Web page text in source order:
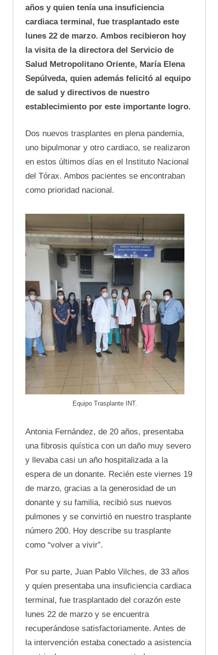
años y quien tenía una insuficiencia
cardiaca terminal, fue trasplantado este
lunes 22 de marzo. Ambos recibieron hoy
la visita de la directora del Servicio de
Salud Metropolitano Oriente, María Elena
Sepúlveda, quien además felicitó al equipo
de salud y directivos de nuestro
establecimiento por este importante logro.
Dos nuevos trasplantes en plena pandemia,
uno bipulmonar y otro cardiaco, se realizaron
en estos últimos días en el Instituto Nacional
del Tórax. Ambos pacientes se encontraban
como prioridad nacional.
Equipo Trasplante INT.
Antonia Fernández, de 20 años, presentaba
una fibrosis quística con un daño muy severo
y llevaba casi un año hospitalizada a la
espera de un donante. Recién este viernes 19
de marzo, gracias a la generosidad de un
donante y su familia, recibió sus nuevos
pulmones y se convirtió en nuestro trasplante
número 200. Hoy describe su trasplante
como “volver a vivir”.
Por su parte, Juan Pablo Vilches, de 33 años
y quien presentaba una insuficiencia cardiaca
terminal, fue trasplantado del corazón este
lunes 22 de marzo y se encuentra
recuperándose satisfactoriamente. Antes de
la intervención estaba conectado a asistencia